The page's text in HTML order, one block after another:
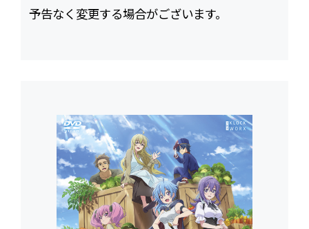
予告なく変更する場合がございます。